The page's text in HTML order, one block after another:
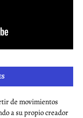
de movimientos
a su propio creador